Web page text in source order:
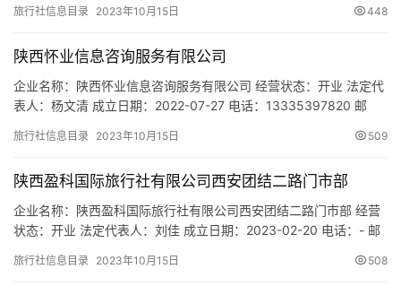
西省西安市未央区未央路80号盛龙广场A区1单元1号楼1204-72号
（不含诊疗服…
旅行社信息目录 2023年10月15日 448
陕西怀业信息咨询服务有限公司
企业名称：陕西怀业信息咨询服务有限公司 经营状态：开业 法定代
表人：杨文清 成立日期：2022-07-27 电话：13335397820 邮
91610104MABWLMKF0C 注册地址：陕西省西安市莲湖区汉城南
企业管理；企业管理咨询…
旅行社信息目录 2023年10月15日 509
陕西盈科国际旅行社有限公司西安团结二路门市部
企业名称：陕西盈科国际旅行社有限公司西安团结二路门市部 经营
状态：开业 法定代表人：刘佳 成立日期：2023-02-20 电话：- 邮
西省西安市莲湖区团结二路33号 网址：- 经营范围：一般项目：旅
旅行社信息目录 2023年10月15日 508